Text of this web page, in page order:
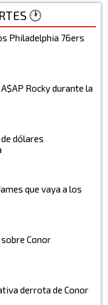
🕐
Philadelphia 76ers
Rocky durante la
dólares
que vaya a los
Conor
derrota de Conor